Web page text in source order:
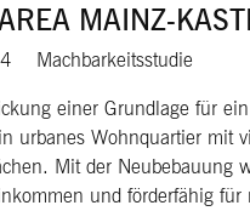
MAINZ-
Machbarkeitsstudie
einer Grundlage für
urbanes Wohnquartier mit
Mit der Neubebauung
und förderfähig für